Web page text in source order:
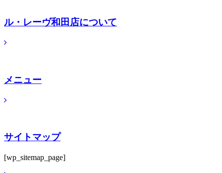
ル・レーヴ和田店について
メニュー
サイトマップ
[wp_sitemap_page]